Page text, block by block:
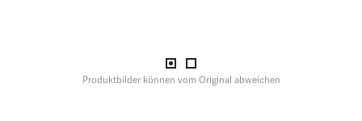
Produktbilder können vom Original abweichen